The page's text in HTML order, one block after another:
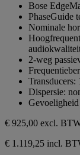
sterren.
Bose
PhaseGuide
Nominale
2-weg
Dispersie:
€ 925,00 excl.
€ 1.119,25 incl.